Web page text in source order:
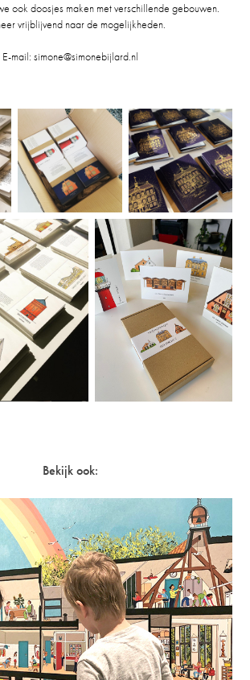
ook doosjes maken met verschillende gebouwen.
vrijblijvend naar de mogelijkheden.
E-mail: simone@simonebijlard.nl
Bekijk ook: